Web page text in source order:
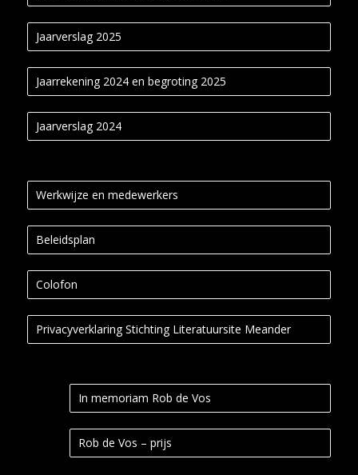
Jaarverslag 2025
Jaarrekening 2024 en begroting 2025
Jaarverslag 2024
Werkwijze en medewerkers
Beleidsplan
Colofon
Privacyverklaring Stichting Literatuursite Meander
In memoriam Rob de Vos
Rob de Vos – prijs